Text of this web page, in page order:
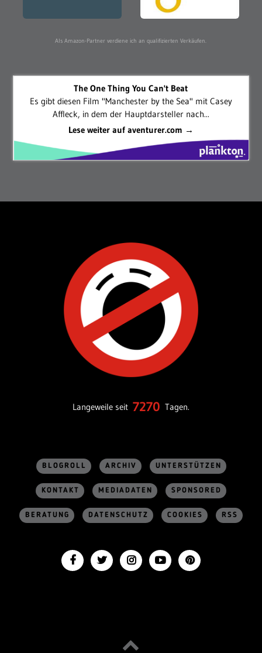
Als Amazon-Partner verdiene ich an qualifizierten Verkäufen.
The One Thing You Can't Beat
Es gibt diesen Film "Manchester by the Sea" mit Casey
Affleck, in dem der Hauptdarsteller nach...
Lese weiter auf aventurer.com →
Langeweile seit 7270 Tagen.
BLOGROLL ARCHIV UNTERSTÜTZEN
KONTAKT MEDIADATEN SPONSORED
BERATUNG DATENSCHUTZ COOKIES RSS